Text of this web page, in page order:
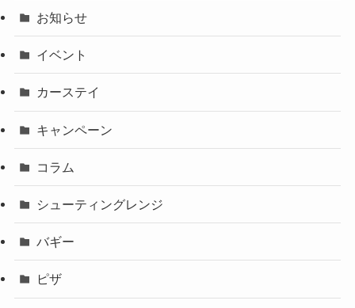
お知らせ
イベント
カーステイ
キャンペーン
コラム
シューティングレンジ
バギー
ピザ